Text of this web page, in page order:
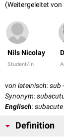
(Weitergeleitet von
Nils Nicolay
Student/in
von lateinisch: sub
Synonym:
Englisch: subacute
Definition